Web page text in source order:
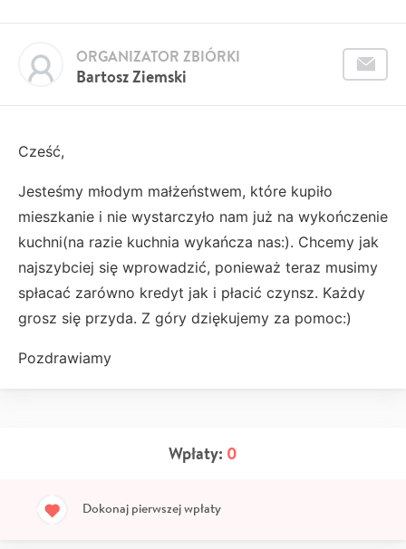
Bartosz Ziemski
ORGANIZATOR ZBIÓRKI
Cześć,
Jesteśmy młodym małżeństwem, które kupiło
mieszkanie i nie wystarczyło nam już na wykończenie
kuchni(na razie kuchnia wykańcza nas:). Chcemy jak
najszybciej się wprowadzić, ponieważ teraz musimy
spłacać zarówno kredyt jak i płacić czynsz. Każdy
grosz się przyda. Z góry dziękujemy za pomoc:)
Pozdrawiamy
Wpłaty: 0
Dokonaj pierwszej wpłaty